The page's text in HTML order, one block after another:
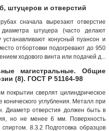
штуцеров и отверстий
сначала вырезают отверстие
штуцера (часто делают
устанавливают конусный пуансон и
отбортовки подогревают до 950
ходового винта или подачей д...
магистральные. Общие
(8). ГОСТ Р 51164-98
сверлят цилиндрическое
углубления. Металл при
Диаметр отверстия должен быть в
но не менее 6 мм. Поверхность
8.3.2 Подготовка образцов